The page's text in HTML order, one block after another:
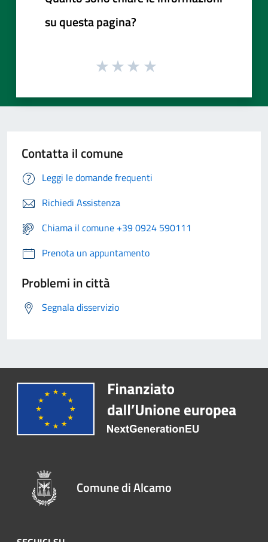
su questa pagina?
Contatta il comune
Leggi le domande frequenti
Richiedi Assistenza
Chiama il comune +39 0924 590111
Prenota un appuntamento
Problemi in città
Segnala disservizio
Comune di Alcamo